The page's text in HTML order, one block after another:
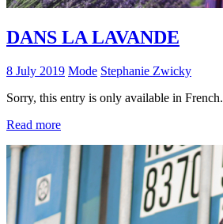
DANS LA LAVANDE
8 July 2019 Mode Stephanie Zwicky
Sorry, this entry is only available in French.
Read more